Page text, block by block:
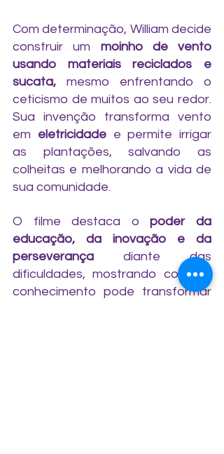
Com determinação, William decide
construir um moinho de vento
usando materiais reciclados e
sucata, mesmo enfrentando o
ceticismo de muitos ao seu redor.
Sua invenção transforma vento
em eletricidade e permite irrigar
as plantações, salvando as
colheitas e melhorando a vida de
sua comunidade.
O filme destaca o poder da
educação, da inovação e da
perseverança diante das
dificuldades, mostrando como o
conhecimento pode transformar